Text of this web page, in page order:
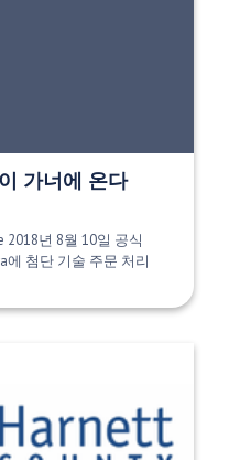
가너에 온다
2018년 8월 10일 공식
에 첨단 기술 주문 처리